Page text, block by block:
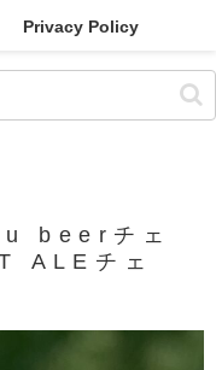
Privacy Policy
beerチェ
ALEチェ